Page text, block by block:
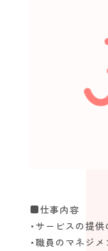
■仕事内容
・サービスの提
・職員のマネジ